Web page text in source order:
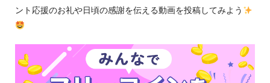
ント応援のお礼や日頃の感謝を伝える動画を投稿してみよう